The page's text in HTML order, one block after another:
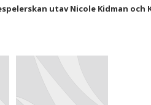
utav Nicole Kidman och